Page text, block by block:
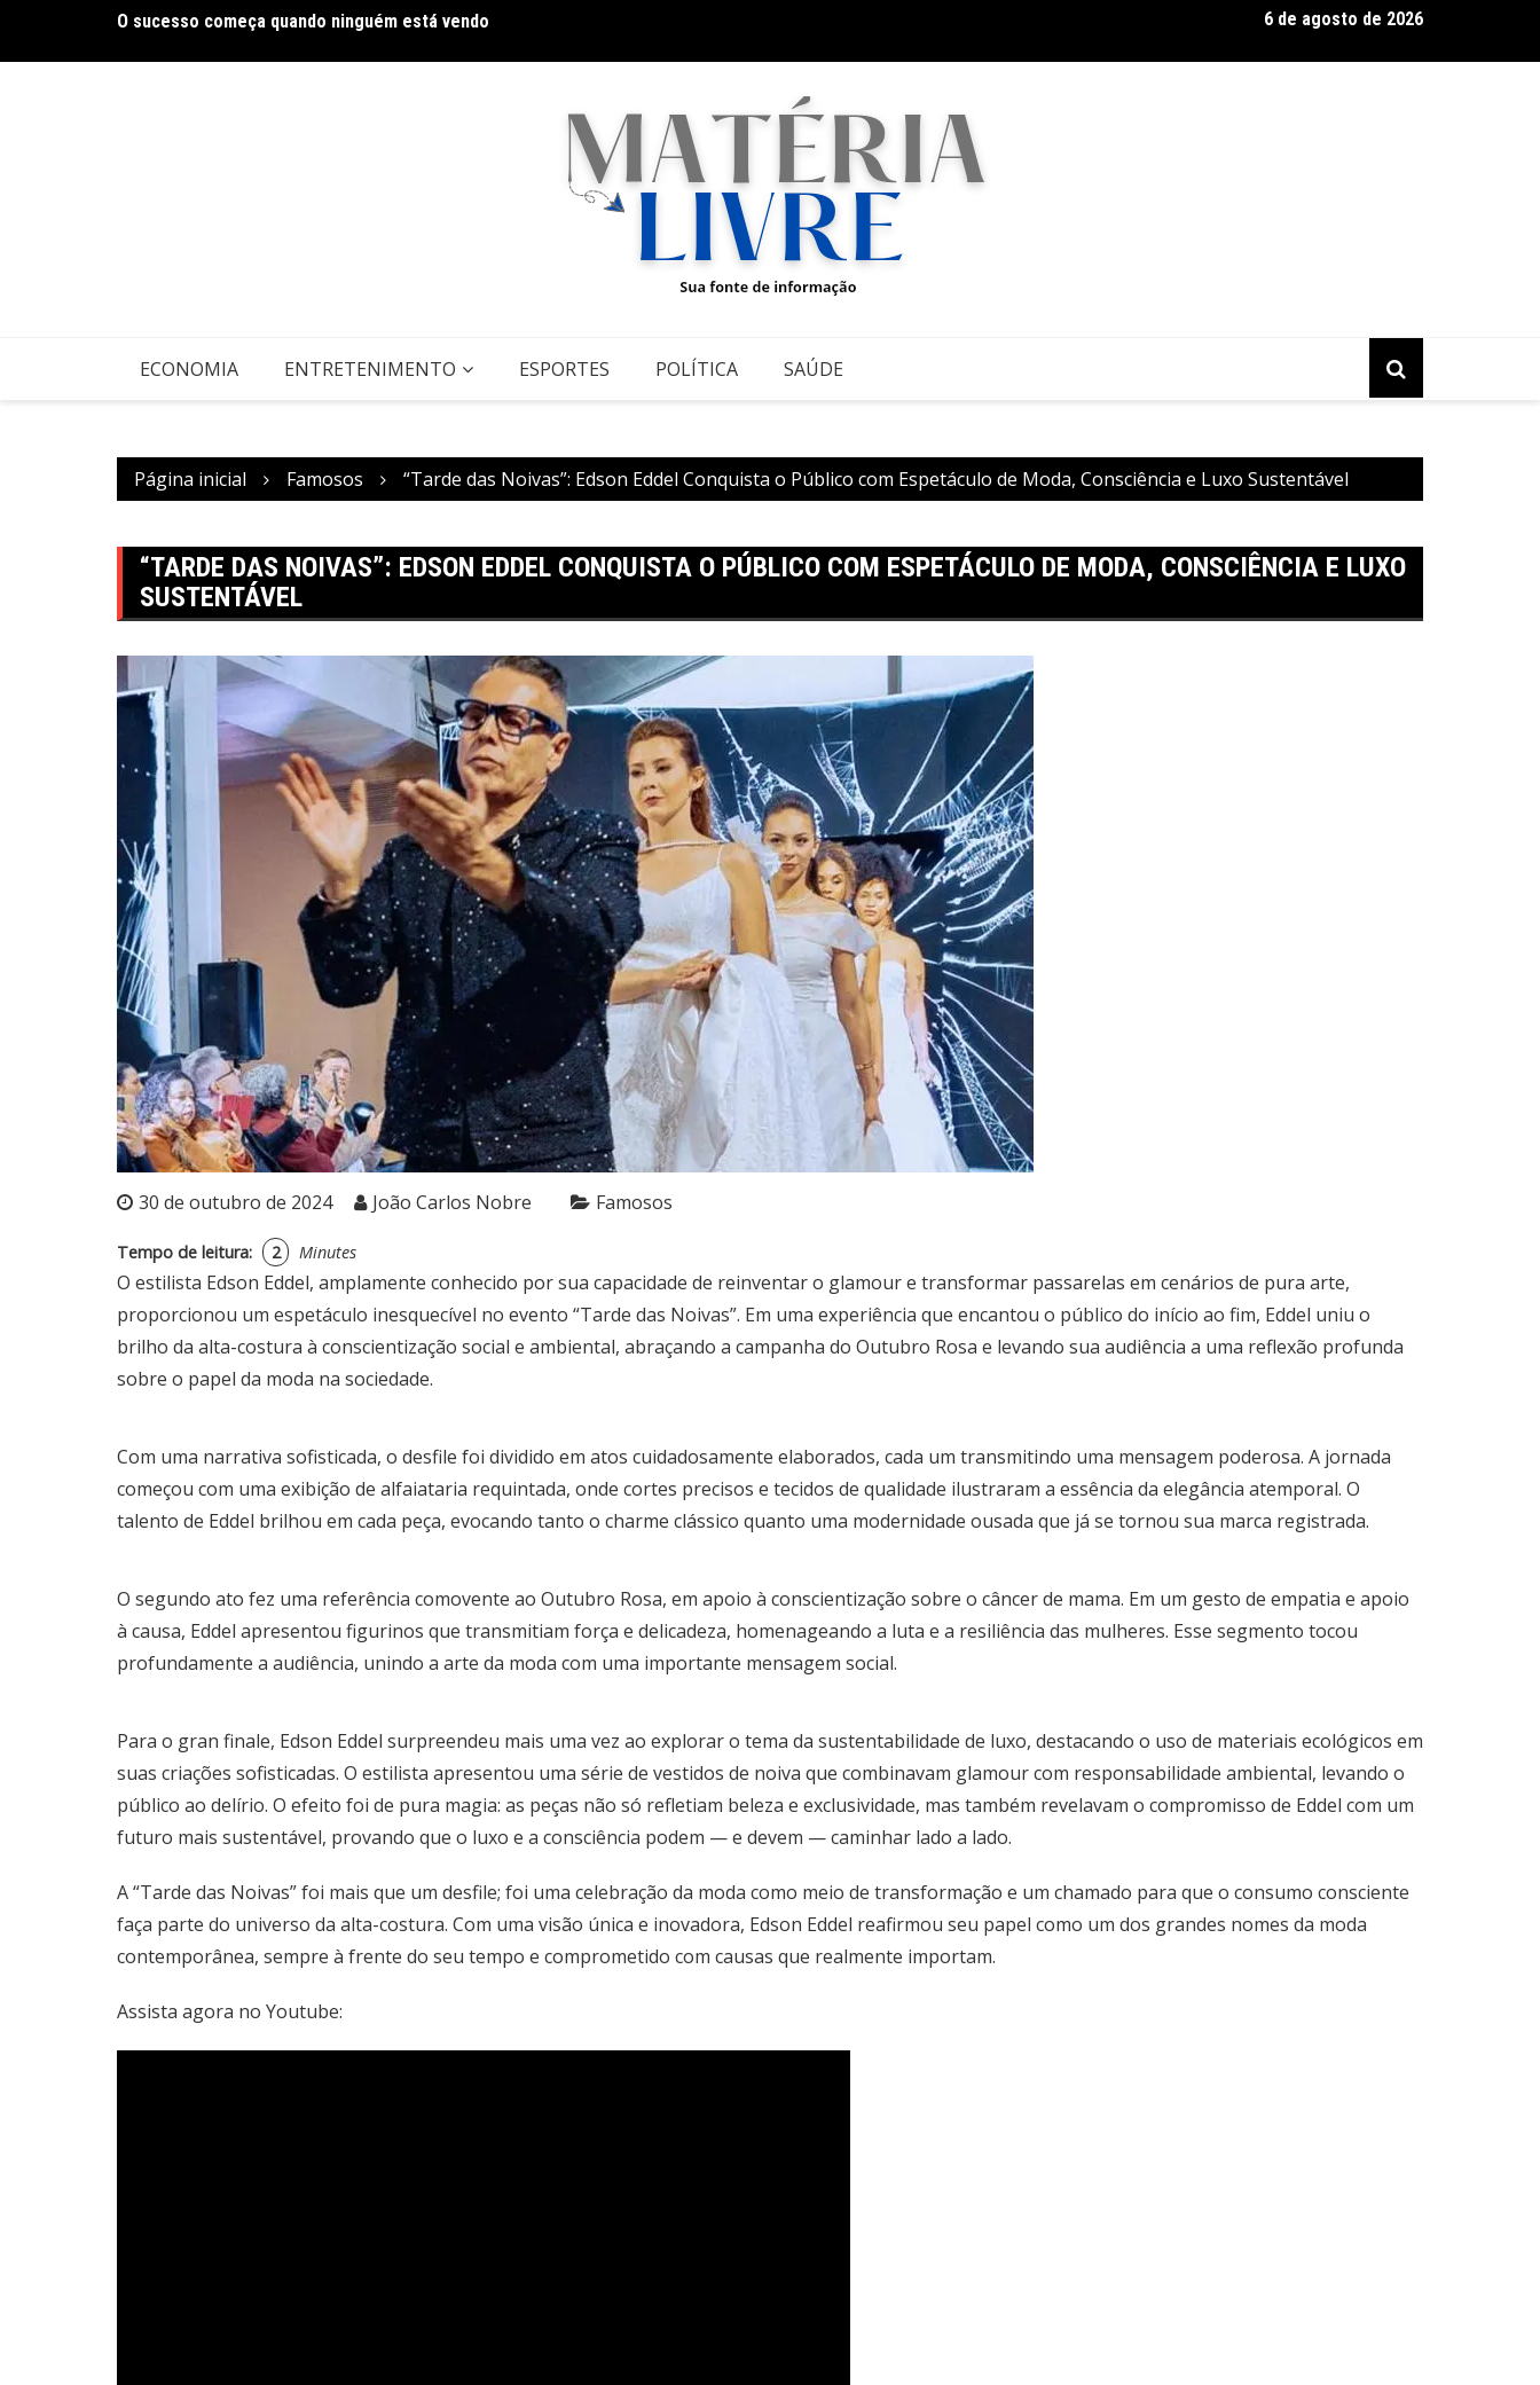
o
O sucesso começa quando ninguém está vendo Esplanada fica pequena e CÊ TÁ DOIDO FESTIVAL anuncia mudança
6 de agosto de 2026
ECONOMIA ENTRETENIMENTO ESPORTES POLÍTICA SAÚDE
Página inicial Famosos “Tarde das Noivas”: Edson Eddel Conquista o Público com Espetáculo de Moda, Consciência e Luxo Sustentável
“TARDE DAS NOIVAS”: EDSON EDDEL CONQUISTA O PÚBLICO COM ESPETÁCULO DE MODA, CONSCIÊNCIA E LUXO
SUSTENTÁVEL
30 de outubro de 2024 João Carlos Nobre Famosos
Tempo de leitura: 2 Minutes
O estilista Edson Eddel, amplamente conhecido por sua capacidade de reinventar o glamour e transformar passarelas em cenários de pura arte,
proporcionou um espetáculo inesquecível no evento “Tarde das Noivas”. Em uma experiência que encantou o público do início ao fim, Eddel uniu o
brilho da alta-costura à conscientização social e ambiental, abraçando a campanha do Outubro Rosa e levando sua audiência a uma reflexão profunda
sobre o papel da moda na sociedade.
Com uma narrativa sofisticada, o desfile foi dividido em atos cuidadosamente elaborados, cada um transmitindo uma mensagem poderosa. A jornada
começou com uma exibição de alfaiataria requintada, onde cortes precisos e tecidos de qualidade ilustraram a essência da elegância atemporal. O
talento de Eddel brilhou em cada peça, evocando tanto o charme clássico quanto uma modernidade ousada que já se tornou sua marca registrada.
O segundo ato fez uma referência comovente ao Outubro Rosa, em apoio à conscientização sobre o câncer de mama. Em um gesto de empatia e apoio
à causa, Eddel apresentou figurinos que transmitiam força e delicadeza, homenageando a luta e a resiliência das mulheres. Esse segmento tocou
profundamente a audiência, unindo a arte da moda com uma importante mensagem social.
Para o gran finale, Edson Eddel surpreendeu mais uma vez ao explorar o tema da sustentabilidade de luxo, destacando o uso de materiais ecológicos em
suas criações sofisticadas. O estilista apresentou uma série de vestidos de noiva que combinavam glamour com responsabilidade ambiental, levando o
público ao delírio. O efeito foi de pura magia: as peças não só refletiam beleza e exclusividade, mas também revelavam o compromisso de Eddel com um
futuro mais sustentável, provando que o luxo e a consciência podem — e devem — caminhar lado a lado.
A “Tarde das Noivas” foi mais que um desfile; foi uma celebração da moda como meio de transformação e um chamado para que o consumo consciente
faça parte do universo da alta-costura. Com uma visão única e inovadora, Edson Eddel reafirmou seu papel como um dos grandes nomes da moda
contemporânea, sempre à frente do seu tempo e comprometido com causas que realmente importam.
Assista agora no Youtube: